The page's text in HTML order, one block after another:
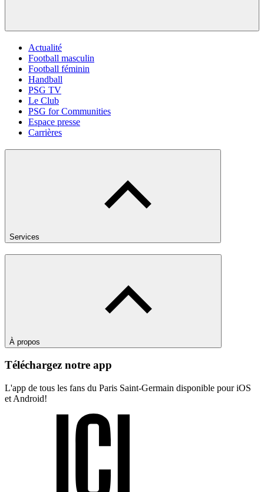
Actualité
Football masculin
Football féminin
Handball
PSG TV
Le Club
PSG for Communities
Espace presse
Carrières
Services
À propos
Téléchargez notre app
L'app de tous les fans du Paris Saint-Germain disponible pour iOS
et Android!